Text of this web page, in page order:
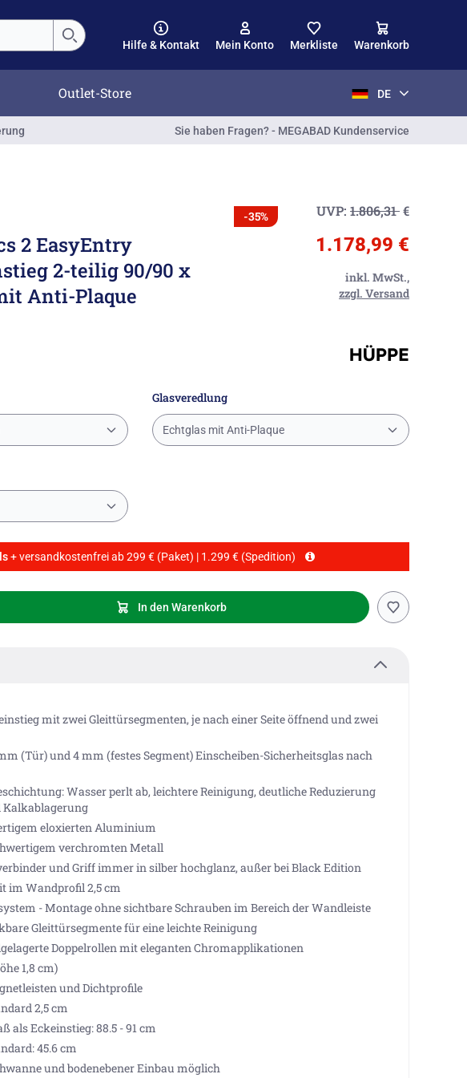
Hilfe & Kontakt Mein Konto Merkliste Warenkorb
Outlet-Store DE
Sie haben Fragen? - MEGABAD Kundenservice
2 EasyEntry
2-teilig 90/90 x
Anti-Plaque
-35% UVP: 1.806,31€
1.178,99 €
inkl. MwSt.,
zzgl. Versand
Glasveredlung
Echtglas mit Anti-Plaque
+ versandkostenfrei ab 299 € (Paket) | 1.299 € (Spedition)
In den Warenkorb
mit zwei Gleittürsegmenten, je nach einer Seite öffnend und zwei
(Tür) und 4 mm (festes Segment) Einscheiben-Sicherheitsglas nach
Wasser perlt ab, leichtere Reinigung, deutliche Reduzierung
Kalkablagerung
eloxierten Aluminium
verchromten Metall
und Griff immer in silber hochglanz, außer bei Black Edition
im Wandprofil 2,5 cm
- Montage ohne sichtbare Schrauben im Bereich der Wandleiste
Gleittürsegmente für eine leichte Reinigung
Doppelrollen mit eleganten Chromapplikationen
1,8 cm)
und Dichtprofile
2,5 cm
als Eckeinstieg: 88.5 - 91 cm
45.6 cm
und bodenebener Einbau möglich